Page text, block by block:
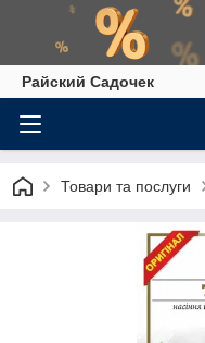
Райский Садочек
Товари та послуги